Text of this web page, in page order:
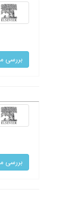
بررسی مقاله
بررسی مقاله